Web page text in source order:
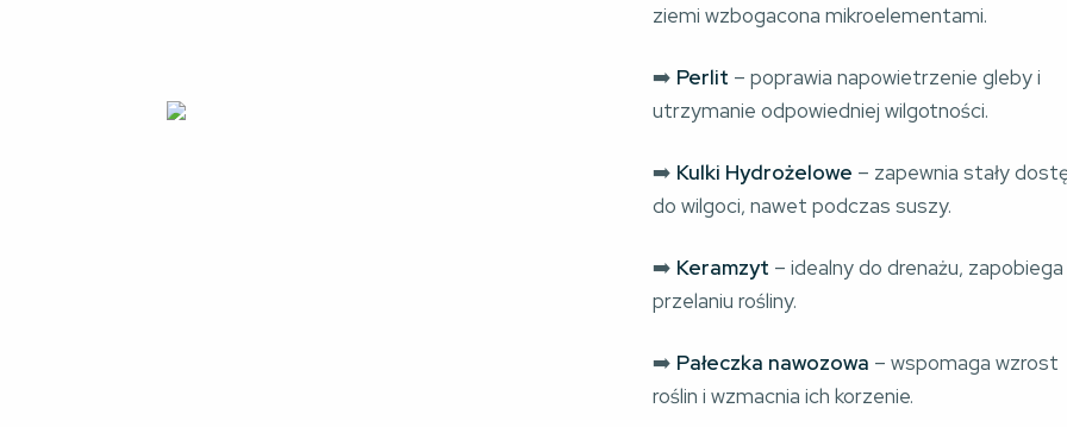
ziemi wzbogacona mikroelementami.
➡️ Perlit – poprawia napowietrzenie gleby i
utrzymanie odpowiedniej wilgotności.
➡️ Kulki Hydrożelowe – zapewnia stały
do wilgoci, nawet podczas suszy.
➡️ Keramzyt – idealny do drenażu,
przelaniu rośliny.
➡️ Pałeczka nawozowa – wspomaga wzrost
roślin i wzmacnia ich korzenie.